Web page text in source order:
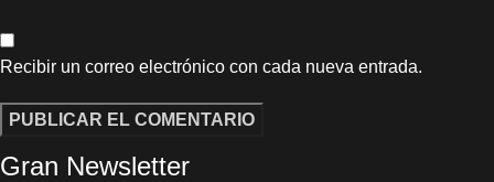
Recibir un correo electrónico con cada nueva entrada.
Gran Newsletter